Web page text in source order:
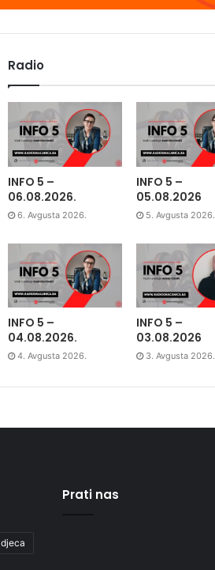
Radio
INFO 5 –
06.08.2026.
6. Avgusta 2026.
INFO 5 –
05.08.2026
5. Avgusta 2026.
INFO 5 –
04.08.2026.
4. Avgusta 2026.
INFO 5 –
03.08.2026
3. Avgusta 2026.
djeca
Prati nas